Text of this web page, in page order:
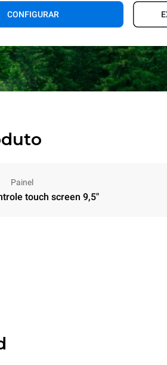
CONFIGURAR
Painel
touch screen 9,5"